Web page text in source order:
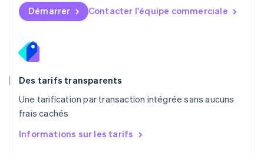
Démarrer Contacter l'équipe commerciale
Des tarifs transparents
Une tarification par transaction intégrée sans aucuns
frais cachés
Informations sur les tarifs
English
Nouvelle-Zélande
Pays-Bas
Nederlands
English
PortuguêsEnglish
R.A.S. de Hong Kong, Chine
English